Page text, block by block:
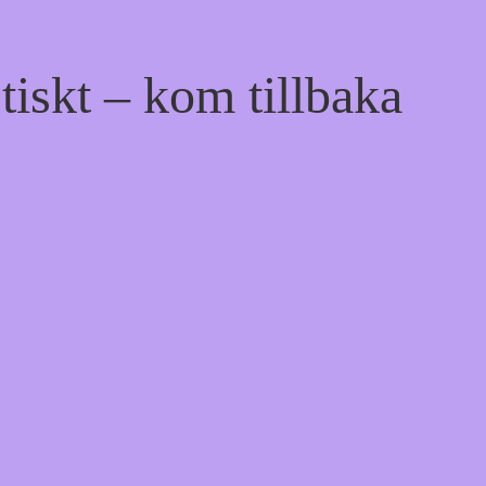
– kom tillbaka